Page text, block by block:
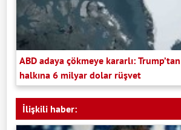
ABD adaya çökmeye kararlı:
halkına 6 milyar dolar rüşvet
İlişkili haber: